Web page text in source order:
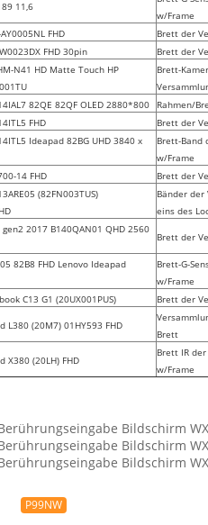
11,6
w/Frame
FHD
Brett der
FHD 30pin Brett der
N41 HD Matte Touch HP
Brett-
82QE 82QF OLED 2880*800
Rahmen/
FHD Brett der
Ideapad 82BG UHD 3840 x
Brett-Band
w/Frame
14 FHD Brett der
(82FN003TUS)
Bänder der
eins des
gen2 2017 B140QAN01 QHD 2560
Brett der
82B8 FHD Lenovo Ideapad
Brett-G-
w/Frame
C13 G1 (20UX001PUS) Brett der
L380 (20M7) 01HY593 FHD
Brett
X380 (20LH) FHD
Brett IR
w/Frame
Bildschirm
Bildschirm
Bildschirm
P99NW